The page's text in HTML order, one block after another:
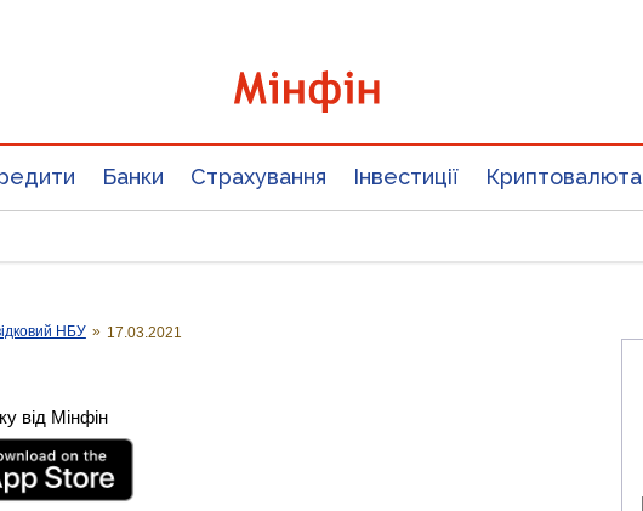
Банки Страхування Інвестиції Криптовалюта
НБУ » 17.03.2021
від Мінфін